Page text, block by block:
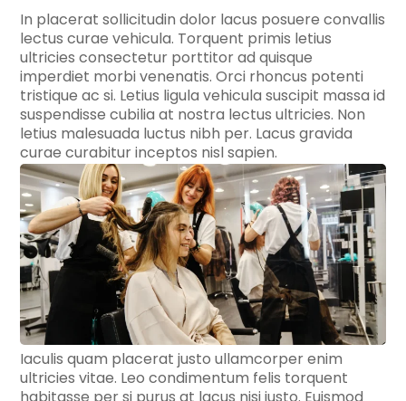
In placerat sollicitudin dolor lacus posuere convallis
lectus curae vehicula. Torquent primis letius
ultricies consectetur porttitor ad quisque
imperdiet morbi venenatis. Orci rhoncus potenti
tristique ac si. Letius ligula vehicula suscipit massa id
suspendisse cubilia at nostra lectus ultricies. Non
letius malesuada luctus nibh per. Lacus gravida
curae curabitur inceptos nisl sapien.
Iaculis quam placerat justo ullamcorper enim
ultricies vitae. Leo condimentum felis torquent
habitasse per si purus at lacus nisi justo. Euismod